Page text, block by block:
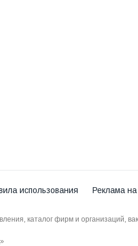
использования Реклама
каталог фирм и организаций,
»